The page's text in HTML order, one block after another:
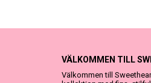
VÄLKOMMEN TILL
Välkommen till